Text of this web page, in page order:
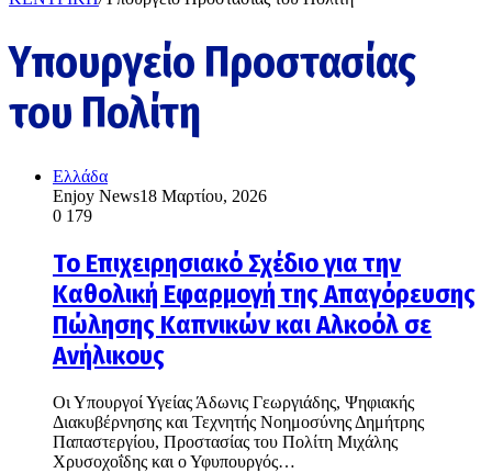
Υπουργείο Προστασίας
του Πολίτη
Ελλάδα
Enjoy News18 Μαρτίου, 2026
0 179
Το Επιχειρησιακό Σχέδιο για την
Καθολική Εφαρμογή της Απαγόρευσης
Πώλησης Καπνικών και Αλκοόλ σε
Ανήλικους
Οι Υπουργοί Υγείας Άδωνις Γεωργιάδης, Ψηφιακής
Διακυβέρνησης και Τεχνητής Νοημοσύνης Δημήτρης
Παπαστεργίου, Προστασίας του Πολίτη Μιχάλης
Χρυσοχοΐδης και ο Υφυπουργός…